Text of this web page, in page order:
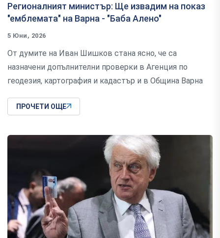
Регионалният министър: Ще извадим на показ
"емблемата" на Варна - "Баба Алено"
5 Юни, 2026
От думите на Иван Шишков стана ясно, че са
назначени допълнителни проверки в Агенция по
геодезия, картография и кадастър и в Община Варна
ПРОЧЕТИ ОЩЕ